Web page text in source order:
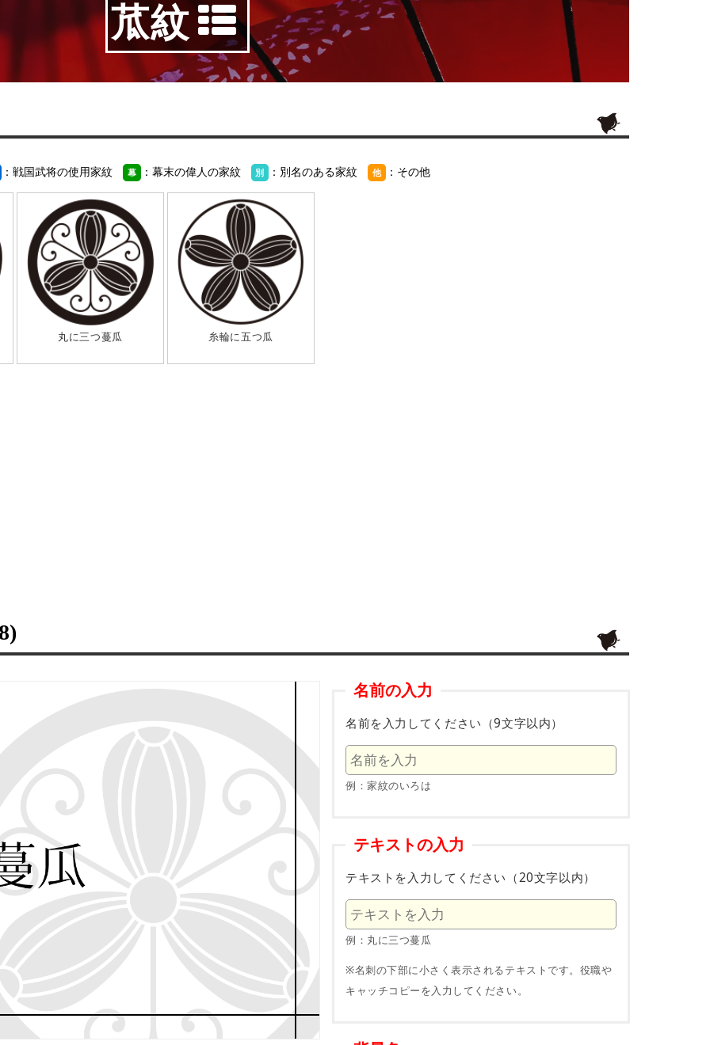
苽紋
：戦国武将の使用家紋 幕 ：幕末の偉人の家紋 別 ：別名のある家紋 他 ：その他
丸に三つ蔓瓜 糸輪に五つ瓜
名前の入力
名前を入力してください（9文字以内）
例：家紋のいろは
テキストの入力
テキストを入力してください（20文字以内）
例：丸に三つ蔓瓜
※名刺の下部に小さく表示されるテキストです。役職や
キャッチコピーを入力してください。